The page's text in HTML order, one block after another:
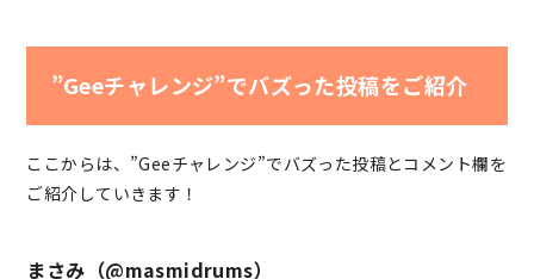
”Geeチャレンジ”でバズった投稿をご紹介
ここからは、”Geeチャレンジ”でバズった投稿とコメント欄を
ご紹介していきます！
まさみ（@masmidrums）